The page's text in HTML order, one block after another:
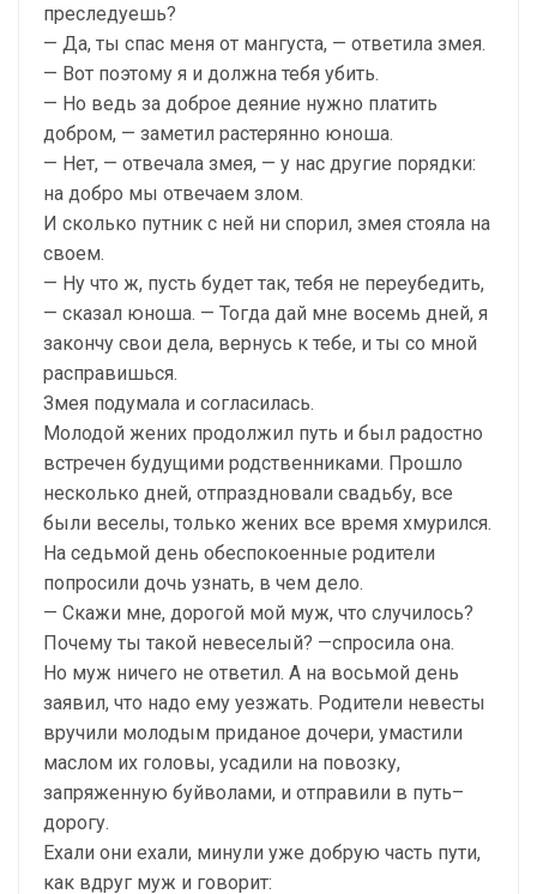
преследуешь?
— Да, ты спас меня от мангуста, — ответила змея.
— Вот поэтому я и должна тебя убить.
— Но ведь за доброе деяние нужно платить
добром, — заметил растерянно юноша.
— Нет, — отвечала змея, — у нас другие порядки:
на добро мы отвечаем злом.
И сколько путник с ней ни спорил, змея стояла на
своем.
— Ну что ж, пусть будет так, тебя не переубедить,
— сказал юноша. — Тогда дай мне восемь дней, я
закончу свои дела, вернусь к тебе, и ты со мной
расправишься.
Змея подумала и согласилась.
Молодой жених продолжил путь и был радостно
встречен будущими родственниками. Прошло
несколько дней, отпраздновали свадьбу, все
были веселы, только жених все время хмурился.
На седьмой день обеспокоенные родители
попросили дочь узнать, в чем дело.
— Скажи мне, дорогой мой муж, что случилось?
Почему ты такой невеселый? —спросила она.
Но муж ничего не ответил. А на восьмой день
заявил, что надо ему уезжать. Родители невесты
вручили молодым приданое дочери, умастили
маслом их головы, усадили на повозку,
запряженную буйволами, и отправили в путь–
дорогу.
Ехали они ехали, минули уже добрую часть пути,
как вдруг муж и говорит: